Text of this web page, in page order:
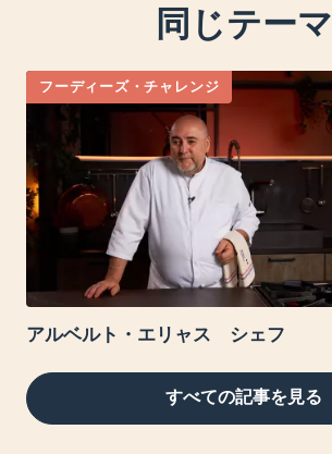
同じテーマ
フーディーズ・チャレンジ
アルベルト・エリャス シェフ
すべての記事を見る